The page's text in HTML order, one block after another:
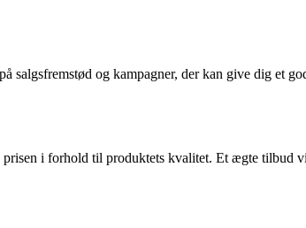
og kampagner, der kan give dig et
i forhold til produktets kvalitet. Et ægte tilbud